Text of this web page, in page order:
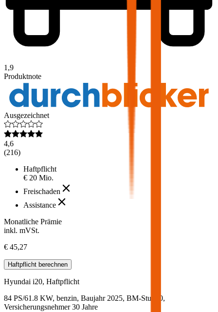
1,9
Produktnote
Ausgezeichnet
4,6
(216)
Haftpflicht
€ 20 Mio.
Freischaden
Assistance
Monatliche Prämie
inkl. mVSt.
€ 45,27
Haftpflicht berechnen
Hyundai i20, Haftpflicht
84 PS/61.8 KW, benzin, Baujahr 2025, BM-Stufe 0,
Versicherungsnehmer 30 Jahre